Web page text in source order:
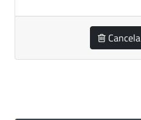
Cancela